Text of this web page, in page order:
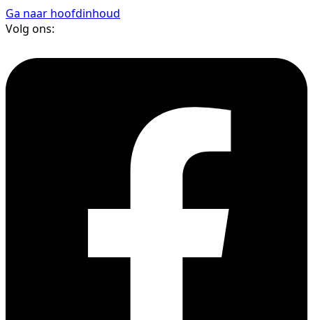
Ga naar hoofdinhoud
Volg ons: